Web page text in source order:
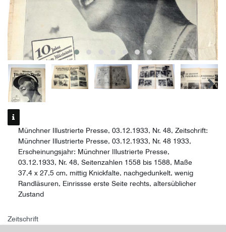
Münchner Illustrierte Presse, 03.12.1933, Nr. 48, Zeitschrift:
Münchner Illustrierte Presse, 03.12.1933, Nr. 48 1933,
Erscheinungsjahr: Münchner Illustrierte Presse,
03.12.1933, Nr. 48, Seitenzahlen 1558 bis 1588, Maße
37,4 x 27,5 cm, mittig Knickfalte, nachgedunkelt, wenig
Randläsuren, Einrissse erste Seite rechts, altersüblicher
Zustand
Zeitschrift